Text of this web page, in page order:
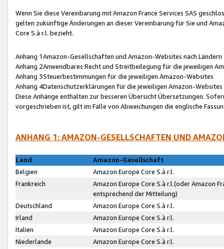
Wenn Sie diese Vereinbarung mit Amazon France Services SAS
gelten zukünftige Änderungen an dieser Vereinbarung für Sie und
Core S.à r.l. bezieht.
Anhang 1Amazon-Gesellschaften und Amazon-Websites nach Ländern
Anhang 2Anwendbares Recht und Streitbeilegung für die jeweiligen
Anhang 3Steuerbestimmungen für die jeweiligen Amazon-Websites
Anhang 4Datenschutzerklärungen für die jeweiligen Amazon-Websites
Diese Anhänge enthalten zur besseren Übersicht Übersetzungen.
vorgeschrieben ist, gilt im Falle von Abweichungen die englische
ANHANG 1: AMAZON-GESELLSCHAFTEN UND
Land
Amazon-Gesellschaft
Belgien
Amazon Europe Core S.à r.l.
Frankreich
Amazon Europe Core S.à r.l.(oder Amazon
entsprechend der Mitteilung)
Deutschland
Amazon Europe Core S.à r.l.
Irland
Amazon Europe Core S.à r.l.
Italien
Amazon Europe Core S.à r.l.
Niederlande
Amazon Europe Core S.à r.l.